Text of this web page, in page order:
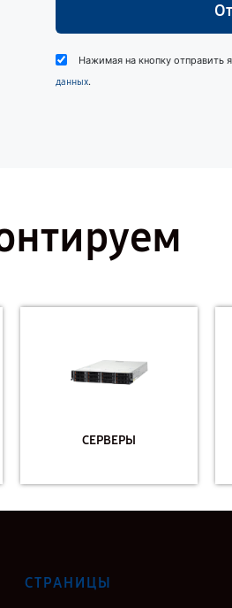
Нажимая на кнопку отправить
данных.
СЕРВЕРЫ
СТРАНИЦЫ